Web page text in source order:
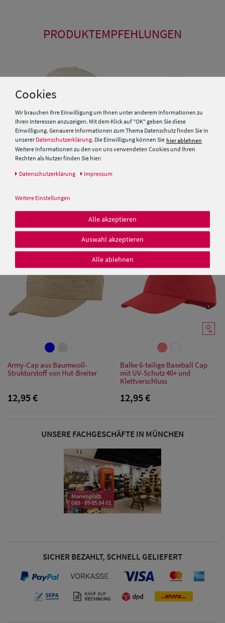
Damen Caps
Damen
Baseball Caps
Damen UV-
Bandana Caps
Sonnenschilder
Snapback Caps
Damen Caps
PRODUKTEMPFEHLUNGEN
uni reine Baumwolle
9,95 €
12,95 €
Army-Cap aus Baumwoll-
Strukturstoff von Hut-Breiter
12,95 €
Balke 6-teilige Baseball Cap
mit UV-Schutz 40+ und
Klettverschluss
12,95 €
UNSERE FACHGESCHÄFTE IN MÜNCHEN
Marienplatz
089 - 89 05 84 01
SICHER BEZAHLT, SCHNELL GELIEFERT
Cookies
Wir brauchen Ihre Einwilligung um Ihnen unter anderem Informationen zu
Ihren Interessen anzuzeigen. Mit dem Klick auf "OK" geben Sie diese
Einwilligung. Genauere Informationen zum Thema Datenschutz finden Sie in
unserer Datenschutzerklärung. Die Einwilligung können Sie hier ablehnen
Weitere Informationen zu den von uns verwendeten Cookies und Ihren
Rechten als Nutzer finden Sie hier:
Daten­schutz­erklärung Impressum
Weitere Einstellungen
Alle akzeptieren
Auswahl akzeptieren
Alle ablehnen